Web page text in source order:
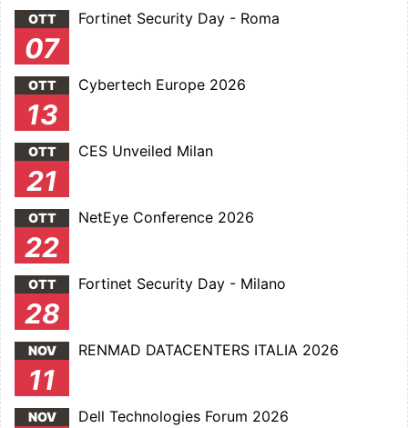
OTT
07
Fortinet Security Day - Roma
OTT
13
Cybertech Europe 2026
OTT
21
CES Unveiled Milan
OTT
22
NetEye Conference 2026
OTT
28
Fortinet Security Day - Milano
NOV
11
RENMAD DATACENTERS ITALIA 2026
NOV Dell Technologies Forum 2026